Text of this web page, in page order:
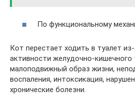
По функциональному
Кот перестает ходить в туалет
активности желудочно-кишечного
малоподвижный образ жизни,
воспаления, интоксикация,
хронические болезни.